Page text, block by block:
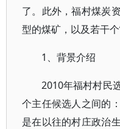
了。此外，福村煤炭
型的煤矿，以及若干个
1、背景介绍
2010年福村村民
个主任候选人之间的
是在以往的村庄政治